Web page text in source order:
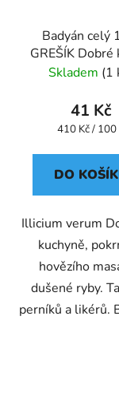
Badyán celý
GREŠÍK Dobré
Skladem (1
41 Kč
Měrná
410 Kč / 100
DO
Illicium verum
kuchyně,
hovězího
dušené ryby.
perníků a likérů.